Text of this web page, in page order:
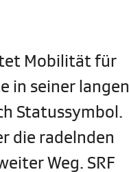
Mobilität für
in seiner langen
Statussymbol.
die radelnden
Weg. SRF